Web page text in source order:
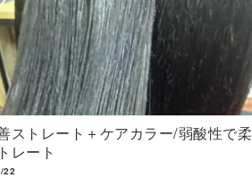
ストレート＋ケアカラー/弱酸性で柔
レート
22